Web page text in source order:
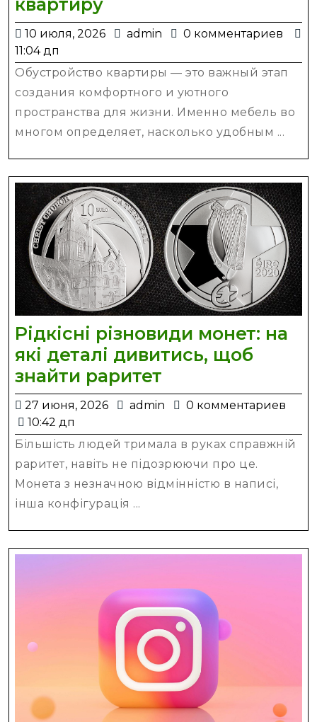
выбрать
мебель
в
квартиру
10 июля, 2026
10
2026
admin admin
0 комментариев
11:04 дп
Обустройство квартиры — это важный этап
создания комфортного и уютного
пространства для жизни. Именно мебель во
многом определяет, насколько удобным ...
Рідкісні різновиди монет: на
які деталі дивитись, щоб
знайти раритет
різновиди
на
які
деталі
знайти
27 июня, 2026
27
2026
admin admin
0 комментариев
10:42 дп
Більшість людей тримала в руках справжній
раритет, навіть не підозрюючи про це.
Монета з незначною відмінністю в написі,
інша конфігурація ...